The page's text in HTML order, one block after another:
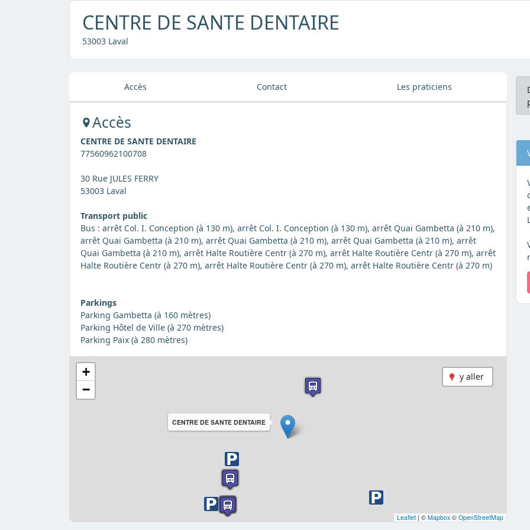
CENTRE DE SANTE DENTAIRE
53003 Laval
Accès Contact Les praticiens
Accès
CENTRE DE SANTE DENTAIRE
77560962100708
30 Rue JULES FERRY
53003 Laval
Transport public
Bus : arrêt Col. I. Conception (à 130 m), arrêt Col. I. Conception (à 130 m), arrêt Quai Gambetta (à 210 m),
arrêt Quai Gambetta (à 210 m), arrêt Quai Gambetta (à 210 m), arrêt Quai Gambetta (à 210 m), arrêt
Quai Gambetta (à 210 m), arrêt Halte Routière Centr (à 270 m), arrêt Halte Routière Centr (à 270 m), arrêt
Halte Routière Centr (à 270 m), arrêt Halte Routière Centr (à 270 m), arrêt Halte Routière Centr (à 270 m)
Parkings
Parking Gambetta (à 160 mètres)
Parking Hôtel de Ville (à 270 mètres)
Parking Paix (à 280 mètres)
y aller
CENTRE DE SANTE DENTAIRE
+
−
Leaflet | © Mapbox © OpenStreetMap